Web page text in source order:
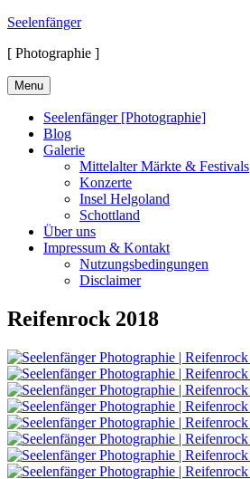
Skip
content
Seelenfänger
[ Photographie ]
Menu
Seelenfänger [Photographie]
Blog
Galerie
Mittelalter Märkte & Festivals
Konzerte
Insel Helgoland
Schottland
Über uns
Impressum & Kontakt
Nutzungsbedingungen
Disclaimer
Reifenrock 2018